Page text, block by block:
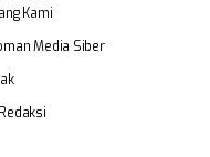
Kami
Media Siber